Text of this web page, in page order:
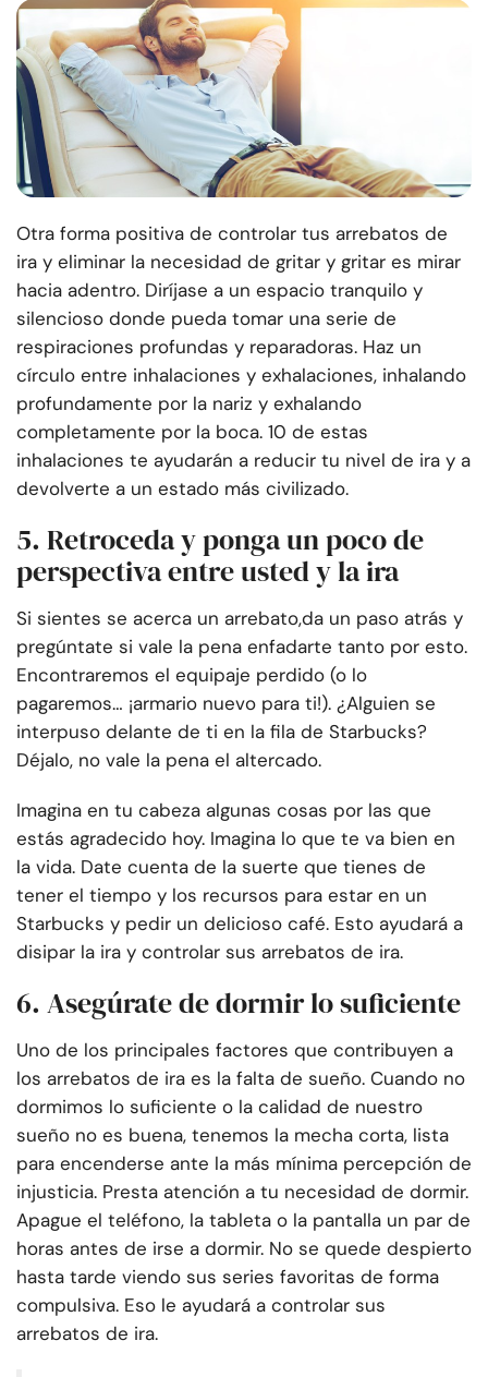
Otra forma positiva de controlar tus arrebatos de
ira y eliminar la necesidad de gritar y gritar es mirar
hacia adentro. Diríjase a un espacio tranquilo y
silencioso donde pueda tomar una serie de
respiraciones profundas y reparadoras. Haz un
círculo entre inhalaciones y exhalaciones, inhalando
profundamente por la nariz y exhalando
completamente por la boca. 10 de estas
inhalaciones te ayudarán a reducir tu nivel de ira y a
devolverte a un estado más civilizado.
5. Retroceda y ponga un poco de
perspectiva entre usted y la ira
Si sientes se acerca un arrebato,da un paso atrás y
pregúntate si vale la pena enfadarte tanto por esto.
Encontraremos el equipaje perdido (o lo
pagaremos… ¡armario nuevo para ti!). ¿Alguien se
interpuso delante de ti en la fila de Starbucks?
Déjalo, no vale la pena el altercado.
Imagina en tu cabeza algunas cosas por las que
estás agradecido hoy. Imagina lo que te va bien en
la vida. Date cuenta de la suerte que tienes de
tener el tiempo y los recursos para estar en un
Starbucks y pedir un delicioso café. Esto ayudará a
disipar la ira y controlar sus arrebatos de ira.
6. Asegúrate de dormir lo suficiente
Uno de los principales factores que contribuyen a
los arrebatos de ira es la falta de sueño. Cuando no
dormimos lo suficiente o la calidad de nuestro
sueño no es buena, tenemos la mecha corta, lista
para encenderse ante la más mínima percepción de
injusticia. Presta atención a tu necesidad de dormir.
Apague el teléfono, la tableta o la pantalla un par de
horas antes de irse a dormir. No se quede despierto
hasta tarde viendo sus series favoritas de forma
compulsiva. Eso le ayudará a controlar sus
arrebatos de ira.